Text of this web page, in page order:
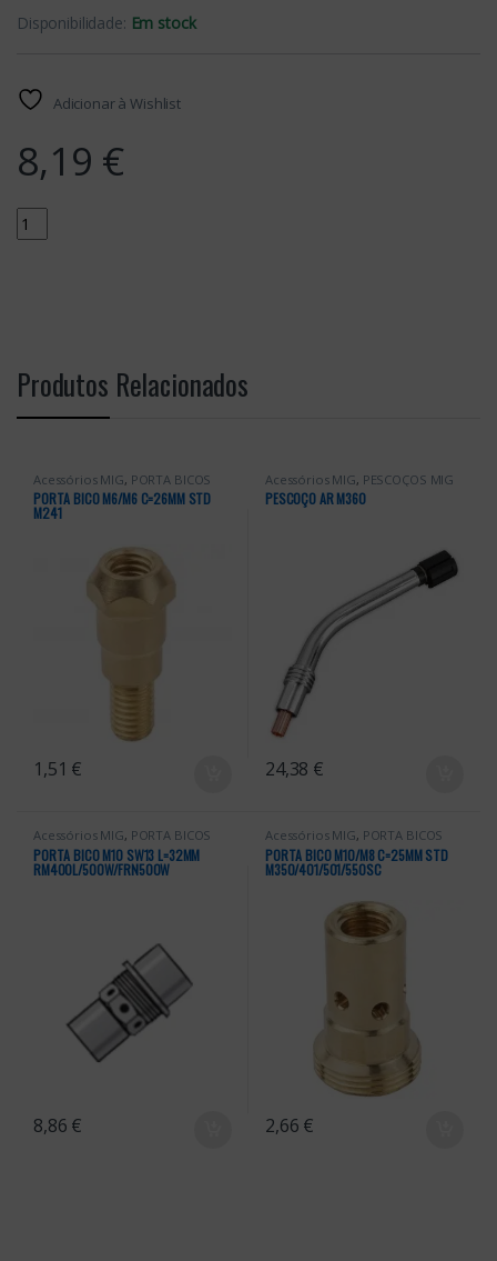
Disponibilidade: Em stock
Adicionar à Wishlist
8,19 €
Quantity
Produtos Relacionados
Acessórios MIG, PORTA BICOS
PORTA BICO M6/M6 C=26MM STD
M241
1,51 €
Acessórios MIG, PESCOÇOS MIG
PESCOÇO AR M360
24,38 €
Acessórios MIG, PORTA BICOS
PORTA BICO M10 SW13 L=32MM
RM400L/500W/FRN500W
8,86 €
Acessórios MIG, PORTA BICOS
PORTA BICO M10/M8 C=25MM STD
M350/401/501/550SC
2,66 €